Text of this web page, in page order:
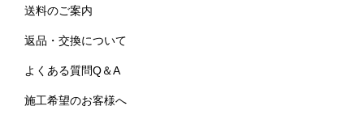
送料のご案内
返品・交換について
よくある質問Q＆A
施工希望のお客様へ